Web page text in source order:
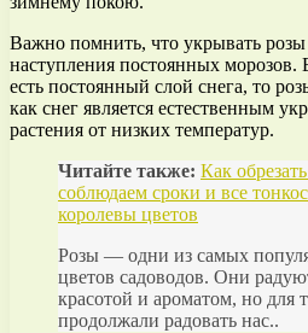
Важно помнить, что укрывать
наступления постоянных морозов.
есть постоянный слой снега, то
как снег является естественным
растения от низких температур.
Читайте также: Как
соблюдаем сроки и все
королевы цветов
Розы — одни из самых
цветов садоводов. Они
красотой и ароматом, но для
продолжали радовать нас..